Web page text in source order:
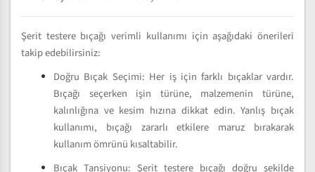
Şerit testere bıçağı verimli kullanımı için aşağıdaki önerileri
takip edebilirsiniz:
Doğru Bıçak Seçimi: Her iş için farklı bıçaklar vardır.
Bıçağı seçerken işin türüne, malzemenin türüne,
kalınlığına ve kesim hızına dikkat edin. Yanlış bıçak
kullanımı, bıçağı zararlı etkilere maruz bırakarak
kullanım ömrünü kısaltabilir.
Bıçak Tansiyonu: Şerit testere bıçağı doğru şekilde